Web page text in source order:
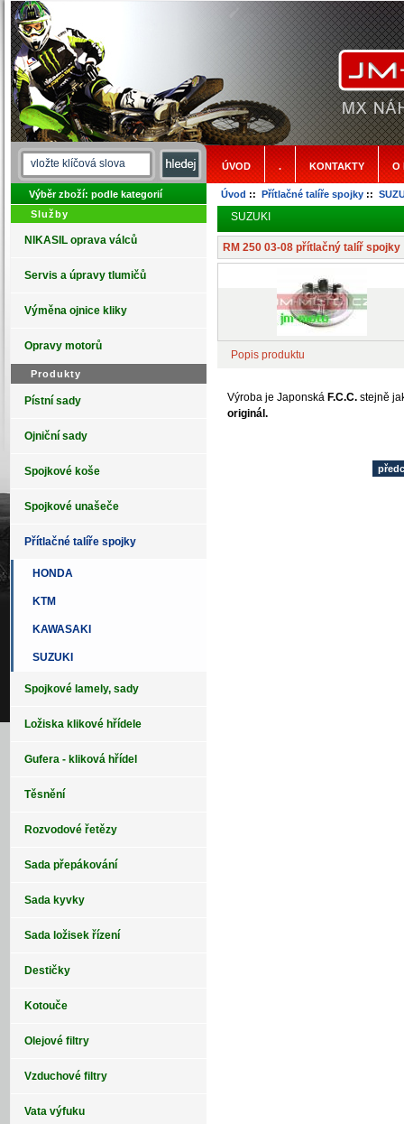
ÚVOD . KONTAKTY O
Výběr zboží: podle kategorií
Služby
NIKASIL oprava válců
Servis a úpravy tlumičů
Výměna ojnice kliky
Opravy motorů
Produkty
Pístní sady
Ojniční sady
Spojkové koše
Spojkové unašeče
Přítlačné talíře spojky
HONDA
KTM
KAWASAKI
SUZUKI
Spojkové lamely, sady
Ložiska klikové hřídele
Gufera - kliková hřídel
Těsnění
Rozvodové řetězy
Sada přepákování
Sada kyvky
Sada ložisek řízení
Destičky
Kotouče
Olejové filtry
Vzduchové filtry
Vata výfuku
Úvod :: Přítlačné talíře spojky::
SUZUKI
RM 250 03-08 přítlačný talíř spojky
Popis produktu
Výroba je Japonská F.C.C. stejně
originál.